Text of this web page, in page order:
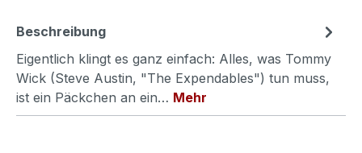
Beschreibung
Eigentlich klingt es ganz einfach: Alles, was Tommy
Wick (Steve Austin, "The Expendables") tun muss,
ist ein Päckchen an ein… Mehr